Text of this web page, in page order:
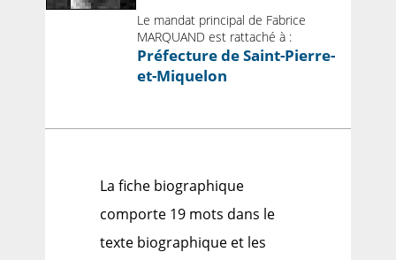
Le mandat principal de Fabrice
MARQUAND est rattaché à :
Préfecture de Saint-Pierre-
et-Miquelon
La fiche biographique
comporte 19 mots dans le
texte biographique et les